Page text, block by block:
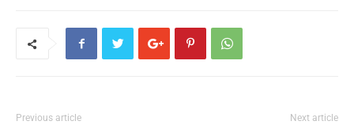
Previous article Next article